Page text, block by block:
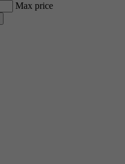
Max price